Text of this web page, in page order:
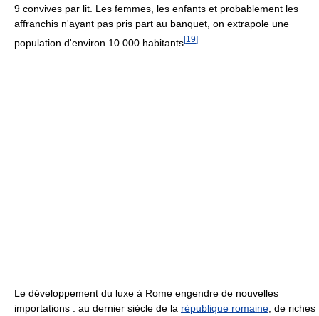
9 convives par lit. Les femmes, les enfants et probablement les
affranchis n'ayant pas pris part au banquet, on extrapole une
population d'environ 10 000 habitants[19]
Le développement du luxe à Rome engendre de nouvelles
importations : au dernier siècle de la république romaine , de riches